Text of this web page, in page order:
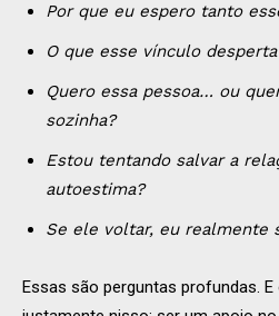
Por que eu espero tanto
O que esse vínculo
Quero essa pessoa… ou
sozinha?
Estou tentando salvar a
autoestima?
Se ele voltar, eu realmente
Essas são perguntas profundas.